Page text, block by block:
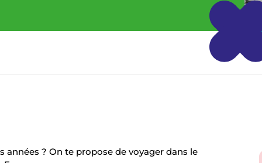
? On te propose de voyager dans le